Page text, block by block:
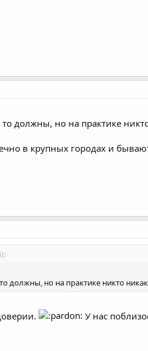
должны, но на практике
в крупных городах и
должны, но на практике никто
У нас